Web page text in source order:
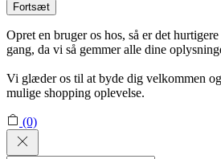
Fortsæt
Opret en bruger os hos, så er det
gang, da vi så gemmer alle dine
Vi glæder os til at byde dig velkommen
mulige shopping oplevelse.
(0)